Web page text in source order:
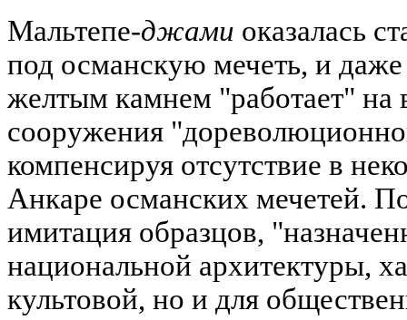
Мальтепе-джами оказалась
под османскую мечеть, и
желтым камнем "работает" на
сооружения
компенсируя отсутствие в
Анкаре османских мечетей.
имитация образцов,
национальной архитектуры,
культовой, но и для